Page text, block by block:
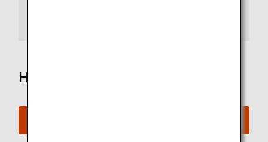
Hai bisogno di ulteriore assistenza?